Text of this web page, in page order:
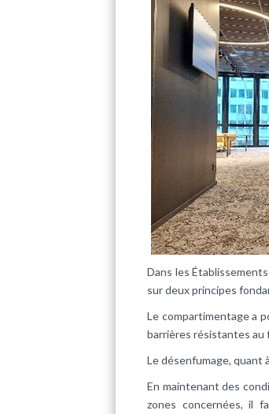
Dans les
sur deux principes
Le compartimentage a
barrières résistantes
Le désenfumage, quant
En maintenant des
zones concernées, il